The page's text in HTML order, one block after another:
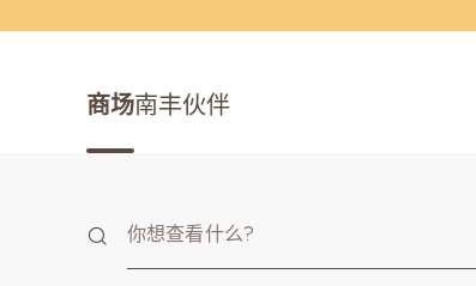
商场南丰伙伴